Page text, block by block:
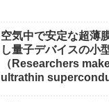
空気中で安定な超薄
し量子デバイスの小
（Researchers
ultrathin